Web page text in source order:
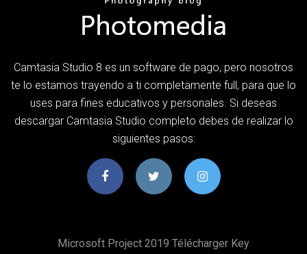
Camtasia Studio 8 es un software de pago, pero nosotros
te lo estamos trayendo a ti completamente full, para que lo
uses para fines educativos y personales. Si deseas
descargar Camtasia Studio completo debes de realizar lo
siguientes pasos:
Microsoft Project 2019 Télécharger Key